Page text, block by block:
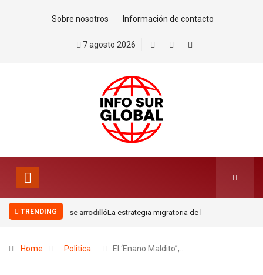
Sobre nosotros Información de contacto
7 agosto 2026
TRENDING
europeo.Por Pablo Jofré Leal